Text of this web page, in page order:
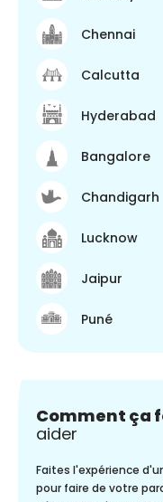
Chennai
Calcutta
Hyderabad
Bangalore
Chandigarh
Lucknow
Jaipur
Puné
Comment ça
aider
Faites l'expérience
pour faire de votre